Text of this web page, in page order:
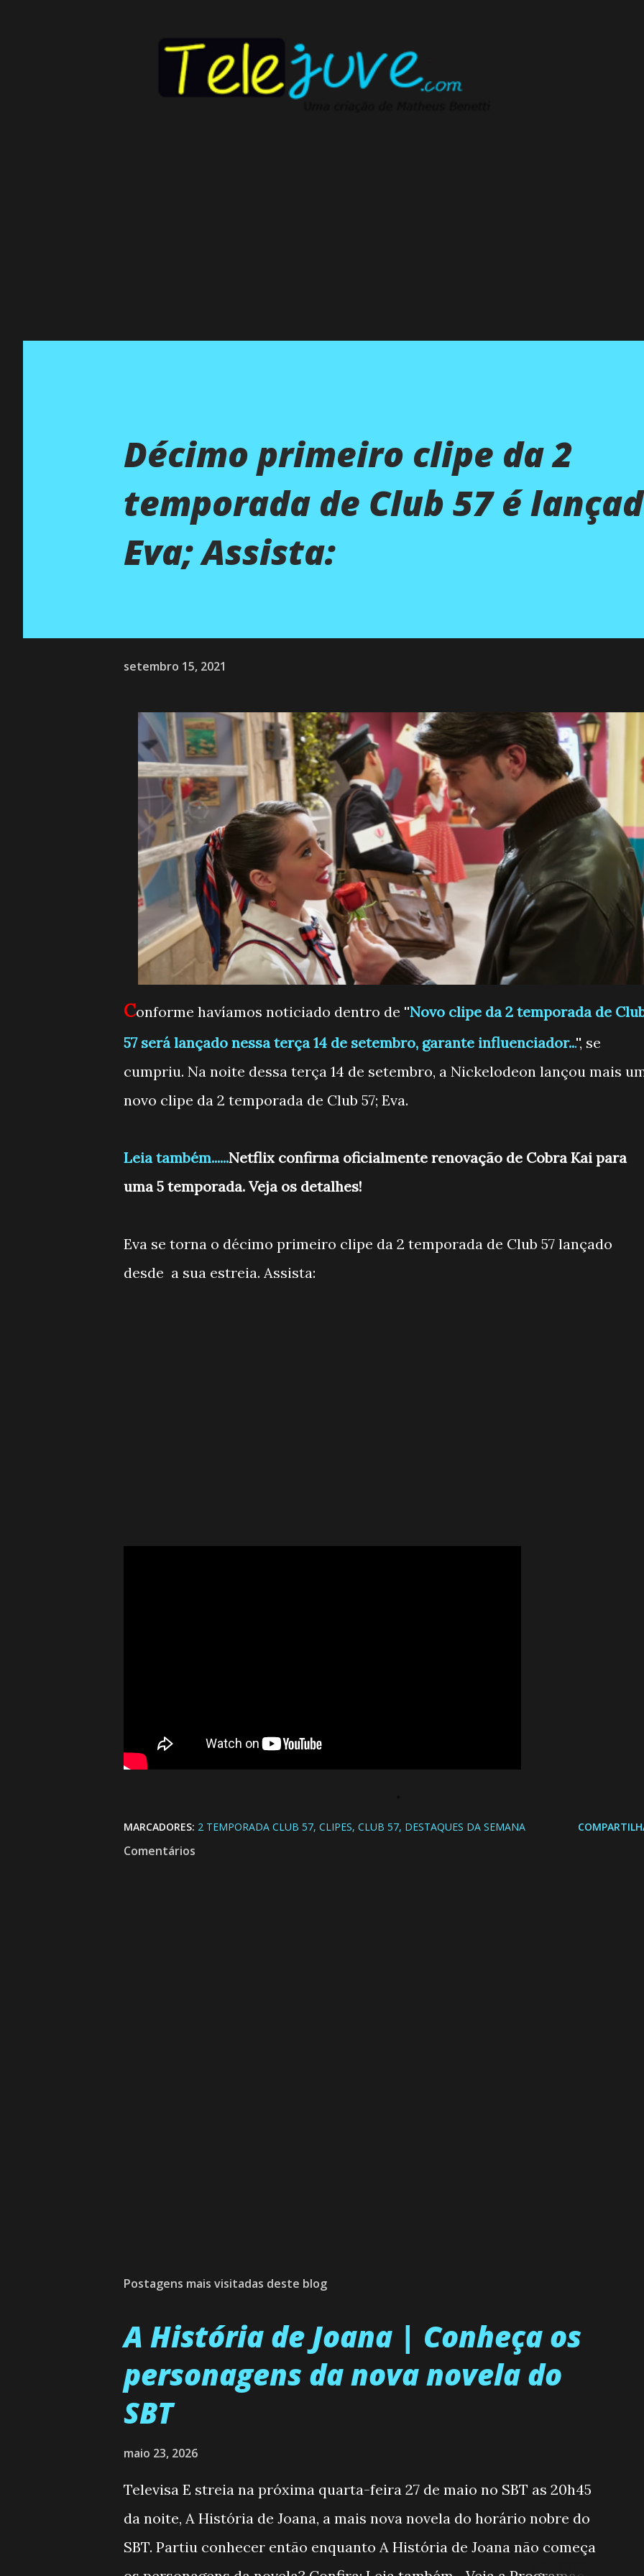
Décimo primeiro clipe da 2
temporada de Club 57 é
Eva; Assista:
setembro 15, 2021
Conforme havíamos noticiado dentro de ''Novo clipe da 2 temporada de
57 será lançado nessa terça 14 de setembro, garante influenciador...'', se
cumpriu. Na noite dessa terça 14 de setembro, a Nickelodeon lançou mais
novo clipe da 2 temporada de Club 57; Eva.
Leia também......Netflix confirma oficialmente renovação de Cobra Kai para
uma 5 temporada. Veja os detalhes!
Eva se torna o décimo primeiro clipe da 2 temporada de Club 57 lançado
desde a sua estreia. Assista:
MARCADORES: 2 TEMPORADA CLUB 57 CLIPES CLUB 57 DESTAQUES DA SEMANA
Comentários
Postagens mais visitadas deste blog
A História de Joana | Conheça os
personagens da nova novela do
SBT
maio 23, 2026
Televisa E streia na próxima quarta-feira 27 de maio no SBT as 20h45
da noite, A História de Joana, a mais nova novela do horário nobre do
SBT. Partiu conhecer então enquanto A História de Joana não começa